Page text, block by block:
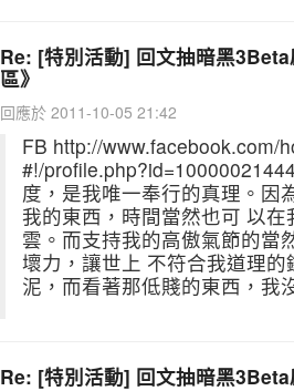
Re: [特別活動] 回文抽暗黑
區》
回應於 2011-10-05 21:42
FB http://www.facebook.com/
#!/
度，是我唯一奉行的真理。因
我的東西，時間當然也可 以
雲。而支持我的高傲氣節的當
壞力，讓世上 不符合我道理
泥，而看著那低賤的東西，我
Re: [特別活動] 回文抽暗黑3Beta